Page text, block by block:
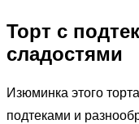
Торт с
сладостями
Изюминка этого
подтеками и